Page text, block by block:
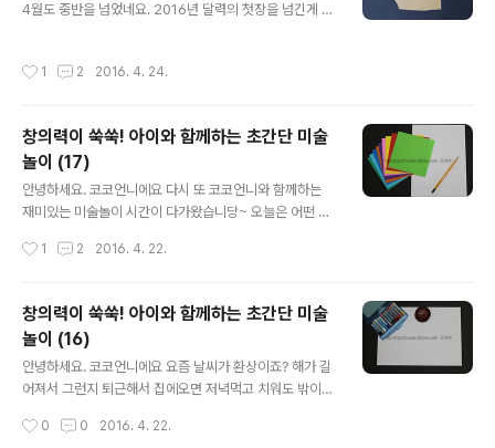
학종이랑 모양가위만 있으면 끝! ▼전 분홍색 색지로 정했
색지를 놓고 꽃다발 모양이 되도록 접어주세요. 카네이션
4월도 중반을 넘었네요. 2016년 달력의 첫장을 넘긴게 엊
써 몇번째 생일인지 ㅋㅋㅋㅋ 옛날엔 생일날 손편지도 많
내려간 편지나 카드를 받는 일이 정말 드문것같아요... 가족
이나 친구들 생일날 간단하게 카드라도 써서 마음을 전해
보면 좋을 것 같아요^^ 그런 의미에서 오늘은 생일카드를
만들어볼까해요~ 어른스러운거 말고 아이스러운걸로 ㅋㅋ
요. 원숭이 생일카드 한번 만들어..
1 2 2016. 4. 24.
창의력이 쑥쑥! 아이와 함께하는 초간단 미술
놀이 (17)
안녕하세요. 코코언니에요 다시 또 코코언니와 함께하는
재미있는 미술놀이 시간이 다가왔습니당~ 오늘은 어떤 미
구 뒤져봅니다 ㅋㅋㅋ 이것저것 재료들을 보면서 고민고민
도는 아니고 그냥 아! 하고 떠올랐어요. 색종이를 이용한 미
술놀이~ 알록달록 예쁜 색깔을 이용해서 앵무새를 표현해
볼거예요. 준비됐으면 렛츠꼬우! ▼오늘의 주인공은 바로
이 색종이~ 색깔이 참 곱네요 ㅋㅋ 그리고 흰도화지와 그
리기도구가 필요해요. ▼먼저 앵무새를 그려주세요 ㅋㅋㅋ
보고 따라 그렸는데 앵무새라기보단 그냥 조류.... 어떻게
1 2 2016. 4. 22.
창의력이 쑥쑥! 아이와 함께하는 초간단 미술
놀이 (16)
안녕하세요. 코코언니에요 요즘 날씨가 환상이죠? 해가 길
어져서 그런지 퇴근해서 집에오면 저녁먹고 치워도 밖이
ㅎㅎ 그래도 겨울에는 퇴근할때도 어둑어둑할 때가 많은데
0 0 2016. 4. 22.